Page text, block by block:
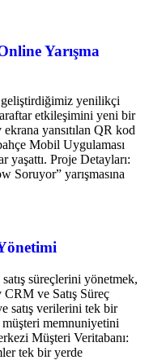
Yarışma
yenilikçi
etkileşimini yeni bir
yansıtılan QR kod
Mobil Uygulaması
yaşattı. Proje Detayları:
Soruyor” yarışmasına
süreçlerini yönetmek,
CRM ve Satış Süreç
satış verilerini tek bir
memnuniyetini
Müşteri Veritabanı:
tek bir yerde